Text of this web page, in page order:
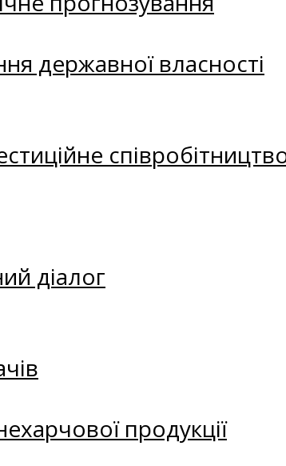
державної власності
діалог
продукції